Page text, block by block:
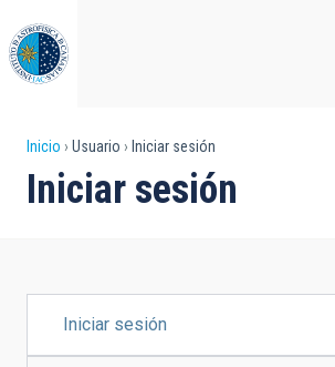
al
contenido
principal
Sobrescribir
enlaces
la
Inicio Usuario Iniciar sesión
Iniciar sesión
PRINCIPALES
Iniciar sesión